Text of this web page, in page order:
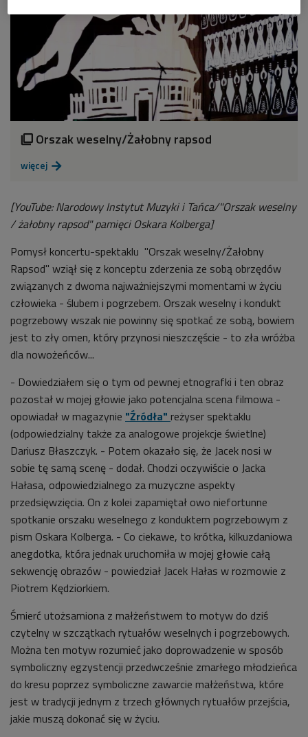
 Orszak weselny/Żałobny rapsod
więcej 
[YouTube: Narodowy Instytut Muzyki i Tańca/"Orszak weselny
/ żałobny rapsod" pamięci Oskara Kolberga]
Pomysł koncertu-spektaklu "Orszak weselny/Żałobny
Rapsod" wziął się z konceptu zderzenia ze sobą obrzędów
związanych z dwoma najważniejszymi momentami w życiu
człowieka - ślubem i pogrzebem. Orszak weselny i kondukt
pogrzebowy wszak nie powinny się spotkać ze sobą, bowiem
jest to zły omen, który przynosi nieszczęście - to zła wróżba
dla nowożeńców...
- Dowiedziałem się o tym od pewnej etnografki i ten obraz
pozostał w mojej głowie jako potencjalna scena filmowa -
opowiadał w magazynie "Źródła" reżyser spektaklu
(odpowiedzialny także za analogowe projekcje świetlne)
Dariusz Błaszczyk. - Potem okazało się, że Jacek nosi w
sobie tę samą scenę - dodał. Chodzi oczywiście o Jacka
Hałasa, odpowiedzialnego za muzyczne aspekty
przedsięwzięcia. On z kolei zapamiętał owo niefortunne
spotkanie orszaku weselnego z konduktem pogrzebowym z
pism Oskara Kolberga. - Co ciekawe, to krótka, kilkuzdaniowa
anegdotka, która jednak uruchomiła w mojej głowie całą
sekwencję obrazów - powiedział Jacek Hałas w rozmowie z
Piotrem Kędziorkiem.
Śmierć utożsamiona z małżeństwem to motyw do dziś
czytelny w szczątkach rytuałów weselnych i pogrzebowych.
Można ten motyw rozumieć jako doprowadzenie w sposób
symboliczny egzystencji przedwcześnie zmarłego młodzieńca
do kresu poprzez symboliczne zawarcie małżeństwa, które
jest w tradycji jednym z trzech głównych rytuałów przejścia,
jakie muszą dokonać się w życiu.